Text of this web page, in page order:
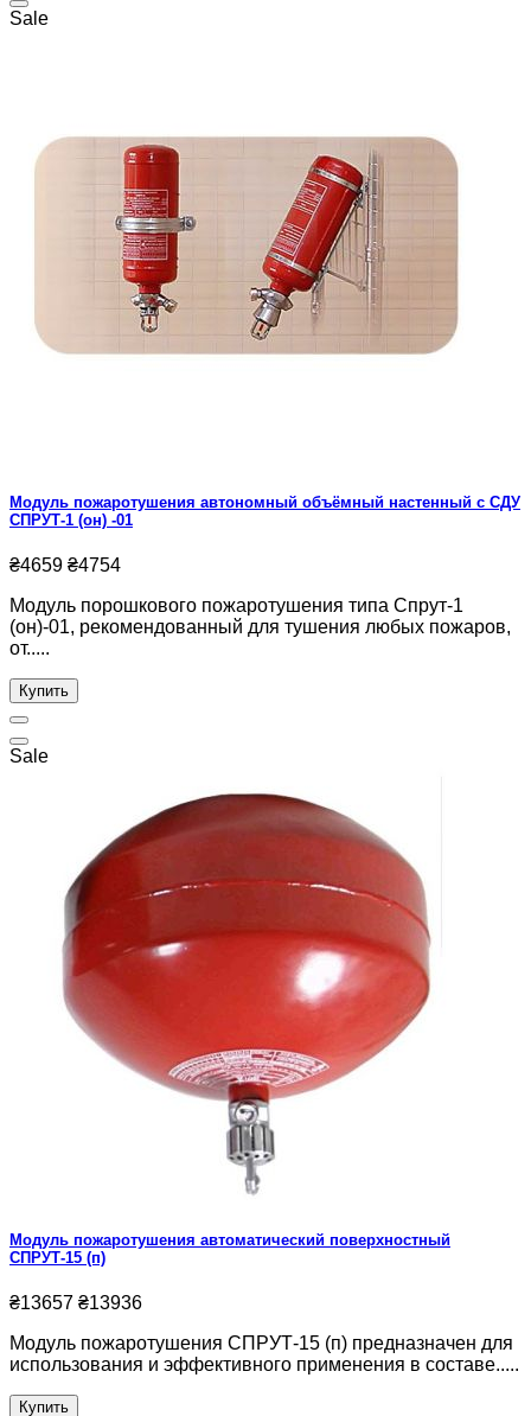
Sale
Модуль пожаротушения автономный объёмный настенный с СДУ
СПРУТ-1 (он) -01
₴4659 ₴4754
Модуль порошкового пожаротушения типа Спрут-1
(он)-01, рекомендованный для тушения любых пожаров,
от.....
Купить
Sale
Модуль пожаротушения автоматический поверхностный
СПРУТ-15 (п)
₴13657 ₴13936
Модуль пожаротушения СПРУТ-15 (п) предназначен для
использования и эффективного применения в составе.....
Купить